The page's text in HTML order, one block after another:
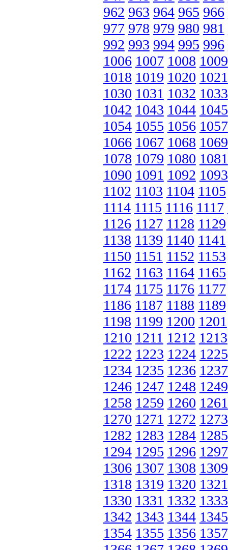
962 963 964 965 966
977 978 979 980 981
992 993 994 995 996
1006 1007 1008 1009
1018 1019 1020 1021
1030 1031 1032 1033
1042 1043 1044 1045
1054 1055 1056 1057
1066 1067 1068 1069
1078 1079 1080 1081
1090 1091 1092 1093
1102 1103 1104 1105
1114 1115 1116 1117
1126 1127 1128 1129
1138 1139 1140 1141
1150 1151 1152 1153
1162 1163 1164 1165
1174 1175 1176 1177
1186 1187 1188 1189
1198 1199 1200 1201
1210 1211 1212 1213
1222 1223 1224 1225
1234 1235 1236 1237
1246 1247 1248 1249
1258 1259 1260 1261
1270 1271 1272 1273
1282 1283 1284 1285
1294 1295 1296 1297
1306 1307 1308 1309
1318 1319 1320 1321
1330 1331 1332 1333
1342 1343 1344 1345
1354 1355 1356 1357